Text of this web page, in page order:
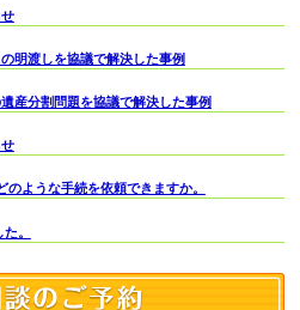
明渡しを協議で解決した事例
産分割問題を協議で解決した事例
のような手続を依頼できますか。
。